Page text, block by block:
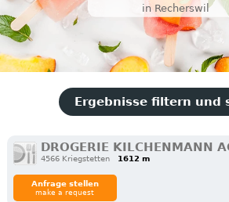
in Recherswil
Ergebnisse filtern und
DROGERIE KILCHENMANN
4566 Kriegstetten 1612 m
Anfrage stellen
make a request